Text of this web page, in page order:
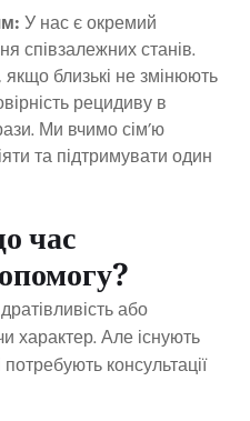
У нас є окремий
співзалежних станів.
близькі не змінюють
рецидиву в
Ми вчимо сім’ю
та підтримувати один
час
або
характер. Але існують
потребують консультації